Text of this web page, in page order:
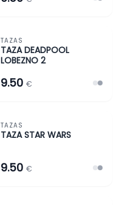
TAZAS Y MÁS
TAZAS
TAZA DEADPOOL
LOBEZNO 2
9.50 €
TAZAS Y MÁS
TAZAS
TAZA STAR WARS
9.50 €